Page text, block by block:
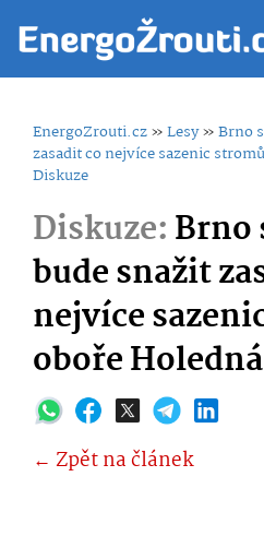
EnergoZrouti.cz»Lesy»Brno
zasadit co nejvíce sazenic
Diskuze
Diskuze:Brno
bude snažit
nejvíce
oboře Holedná
← Zpět na článek